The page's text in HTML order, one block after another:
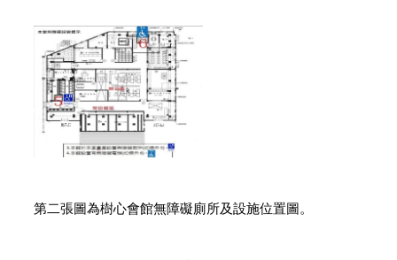
第二張圖為樹心會館無障礙廁所及設施位置圖。